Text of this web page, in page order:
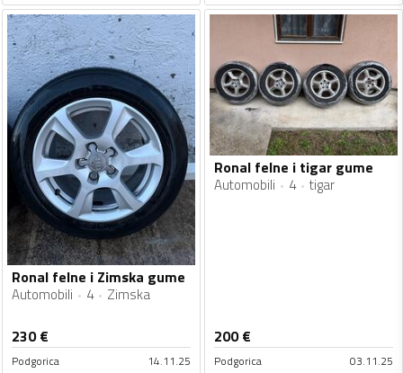
Ronal felne i Zimska gume
Automobili 4 Zimska
230€
Podgorica 14.11.25
Ronal felne i tigar gume
Automobili 4 tigar
200€
Podgorica 03.11.25